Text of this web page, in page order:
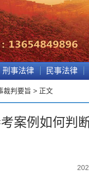
刑事法律 民事法律
裁判要旨 > 正文
案例如何判